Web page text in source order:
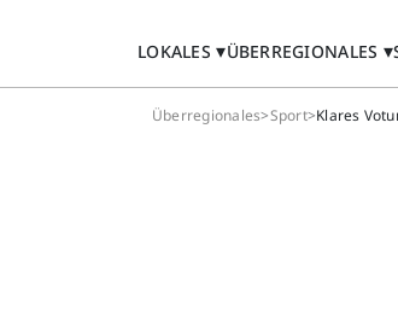
LOKALES ÜBERREGIONALES
Überregionales>Sport>Klares